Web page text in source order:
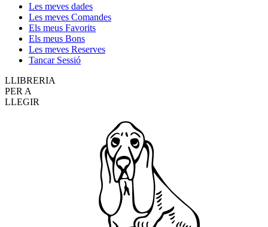
Les meves dades
Les meves Comandes
Els meus Favorits
Els meus Bons
Les meves Reserves
Tancar Sessió
LLIBRERIA
PER A
LLEGIR